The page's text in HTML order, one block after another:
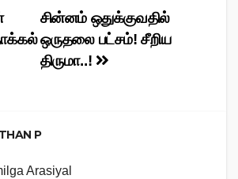
சின்னம் ஒதுக்குவதில்
ஒருதலை பட்சம்! சீறிய
திருமா..!
P
Arasiyal